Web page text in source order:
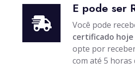
E pode ser
Você pode
certificado hoje
opte por
com até 5 horas